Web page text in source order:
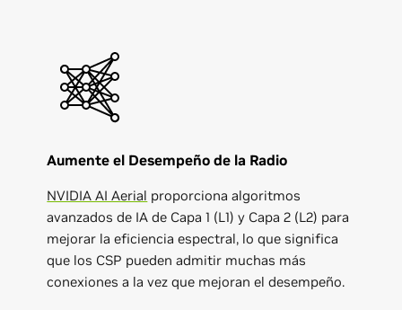
Aumente el Desempeño de la Radio
NVIDIA AI Aerial proporciona algoritmos
avanzados de IA de Capa 1 (L1) y Capa 2 (L2) para
mejorar la eficiencia espectral, lo que significa
que los CSP pueden admitir muchas más
conexiones a la vez que mejoran el desempeño.